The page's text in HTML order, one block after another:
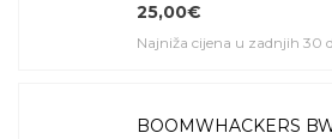
25,00€
Najniža cijena u zadnjih 30
BOOMWHACKERS